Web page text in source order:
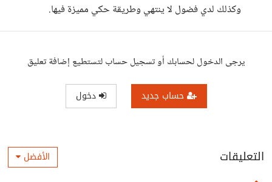
وكذلك لدي فضول لا ينتهي وطريقة حكي مميزة فيها.
يرجى الدخول لحسابك أو تسجيل حساب لتستطيع إضافة تعليق
حساب جديد دخول
التعليقات الأفضل